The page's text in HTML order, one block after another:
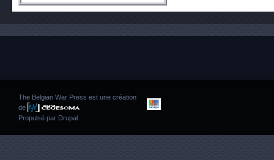
The Belgian War Press est une création
de
Propulsé par Drupal